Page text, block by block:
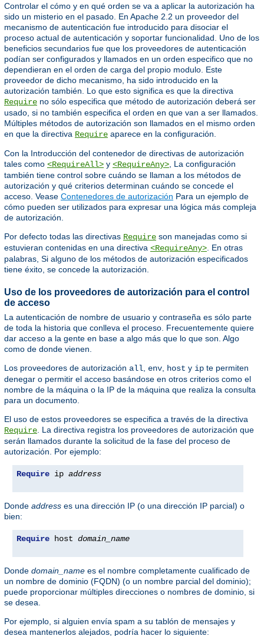
Controlar el cómo y en qué orden se va a aplicar la autorización ha
sido un misterio en el pasado. En Apache 2.2 un proveedor del
mecanismo de autenticación fue introducido para disociar el
proceso actual de autenticación y soportar funcionalidad. Uno de los
beneficios secundarios fue que los proveedores de autenticación
podían ser configurados y llamados en un orden especifico que no
dependieran en el orden de carga del propio modulo. Este
proveedor de dicho mecanismo, ha sido introducido en la
autorización también. Lo que esto significa es que la directiva
Require no sólo especifica que método de autorización deberá ser
usado, si no también especifica el orden en que van a ser llamados.
Múltiples métodos de autorización son llamados en el mismo orden
en que la directiva Require aparece en la configuración.
Con la Introducción del contenedor de directivas de autorización
tales como <RequireAll> y <RequireAny> , La configuración
también tiene control sobre cuándo se llaman a los métodos de
autorización y qué criterios determinan cuándo se concede el
acceso. Vease Contenedores de autorización Para un ejemplo de
cómo pueden ser utilizados para expresar una lógica más compleja
de autorización.
Por defecto todas las directivas Require son manejadas como si
estuvieran contenidas en una directiva <RequireAny> . En otras
palabras, Si alguno de los métodos de autorización especificados
tiene éxito, se concede la autorización.
Uso de los proveedores de autorización para el control
de acceso
La autenticación de nombre de usuario y contraseña es sólo parte
de toda la historia que conlleva el proceso. Frecuentemente quiere
dar acceso a la gente en base a algo más que lo que son. Algo
como de donde vienen.
Los proveedores de autorización all env host y ip te permiten
denegar o permitir el acceso basándose en otros criterios como el
nombre de la máquina o la IP de la máquina que realiza la consulta
para un documento.
El uso de estos proveedores se especifica a través de la directiva
Require . La directiva registra los proveedores de autorización que
serán llamados durante la solicitud de la fase del proceso de
autorización. Por ejemplo:
Require ip address
Donde address es una dirección IP (o una dirección IP parcial) o
bien:
Require host domain_name
Donde domain_name es el nombre completamente cualificado de
un nombre de dominio (FQDN) (o un nombre parcial del dominio);
puede proporcionar múltiples direcciones o nombres de dominio, si
se desea.
Por ejemplo, si alguien envía spam a su tablón de mensajes y
desea mantenerlos alejados, podría hacer lo siguiente: